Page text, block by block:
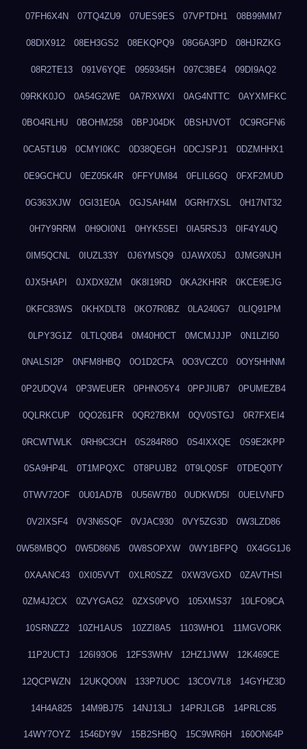
07FH6X4N 07TQ4ZU9 07UES9ES 07VPTDH1 08B99MM7
08DIX912 08EH3GS2 08EKQPQ9 08G6A3PD 08HJRZKG
08R2TE13 091V6YQE 0959345H 097C3BE4 09DI9AQ2
09RKK0JO 0A54G2WE 0A7RXWXI 0AG4NTTC 0AYXMFKC
0BO4RLHU 0BOHM258 0BPJ04DK 0BSHJVOT 0C9RGFN6
0CA5T1U9 0CMYI0KC 0D38QEGH 0DCJSPJ1 0DZMHHX1
0E9GCHCU 0EZ05K4R 0FFYUM84 0FLIL6GQ 0FXF2MUD
0G363XJW 0GI31E0A 0GJSAH4M 0GRH7XSL 0H17NT32
0H7Y9RRM 0H9OI0N1 0HYK5SEI 0IA5RSJ3 0IF4Y4UQ
0IM5QCNL 0IUZL33Y 0J6YMSQ9 0JAWX05J 0JMG9NJH
0JX5HAPI 0JXDX9ZM 0K8I19RD 0KA2KHRR 0KCE9EJG
0KFC83WS 0KHXDLT8 0KO7R0BZ 0LA240G7 0LIQ91PM
0LPY3G1Z 0LTLQ0B4 0M40H0CT 0MCMJJJP 0N1LZI50
0NALSI2P 0NFM8HBQ 0O1D2CFA 0O3VCZC0 0OY5HHNM
0P2UDQV4 0P3WEUER 0PHNO5Y4 0PPJIUB7 0PUMEZB4
0QLRKCUP 0QO261FR 0QR27BKM 0QV0STGJ 0R7FXEI4
0RCWTWLK 0RH9C3CH 0S284R8O 0S4IXXQE 0S9E2KPP
0SA9HP4L 0T1MPQXC 0T8PUJB2 0T9LQ0SF 0TDEQ0TY
0TWV72OF 0U01AD7B 0U56W7B0 0UDKWD5I 0UELVNFD
0V2IXSF4 0V3N6SQF 0VJAC930 0VY5ZG3D 0W3LZD86
0W58MBQO 0W5D86N5 0W8SOPXW 0WY1BFPQ 0X4GG1J6
0XAANC43 0XI05VVT 0XLR0SZZ 0XW3VGXD 0ZAVTHSI
0ZM4J2CX 0ZVYGAG2 0ZXS0PVO 105XMS37 10LFO9CA
10SRNZZ2 10ZH1AUS 10ZZI8A5 1103WHO1 11MGVORK
11P2UCTJ 126I93O6 12FS3WHV 12HZ1JWW 12K469CE
12QCPWZN 12UKQO0N 133P7UOC 13COV7L8 14GYHZ3D
14H4A825 14M9BJ75 14NJ13LJ 14PRJLGB 14PRLC85
14WY7OYZ 1546DY9V 15B2SHBQ 15C9WR6H 160ON64P